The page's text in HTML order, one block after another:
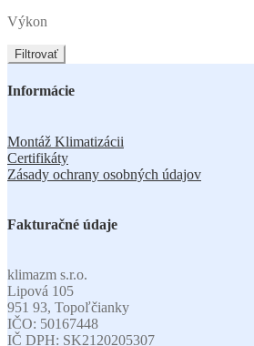
Výkon
Filtrovať
Informácie
Montáž Klimatizácii
Certifikáty
Zásady ochrany osobných údajov
Fakturačné údaje
klimazm s.r.o.
Lipová 105
951 93, Topoľčianky
IČO: 50167448
IČ DPH: SK2120205307